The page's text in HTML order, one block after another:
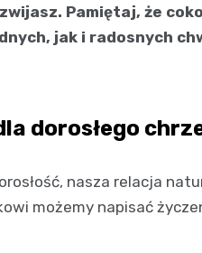
Pamiętaj, że
jak i radosnych
dorosłego
nasza relacja
możemy napisać